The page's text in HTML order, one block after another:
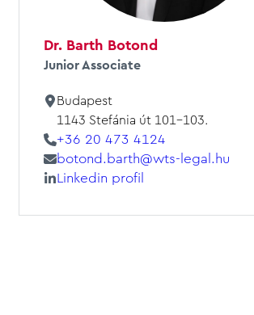
Dr. Barth Botond
Junior Associate
Budapest
1143 Stefánia út 101-103.
+36 20 473 4124
botond.barth@wts-legal.hu
Linkedin profil